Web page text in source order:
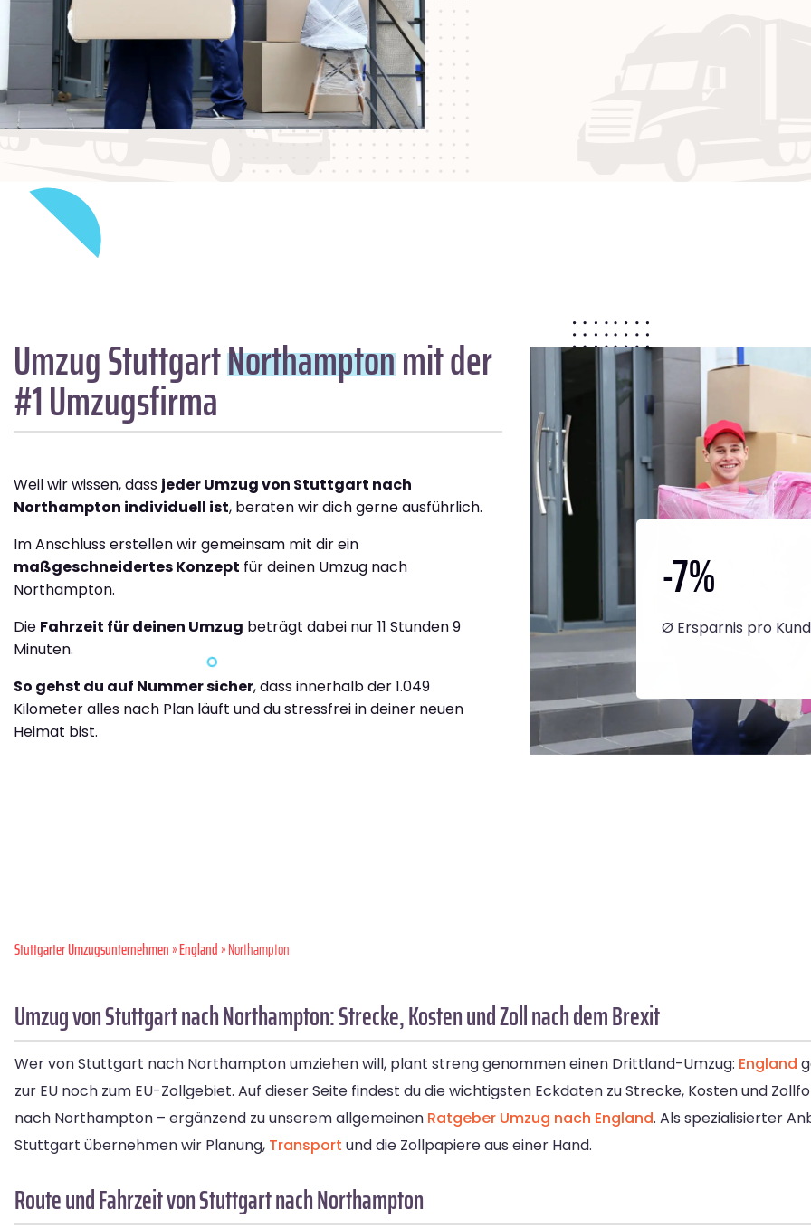
Umzug StuttgartNorthamptonmit der
#1 Umzugsfirma
Weil wir wissen, dass jeder Umzug von Stuttgart nach
Northampton individuell ist, beraten wir dich gerne ausführlich.
Im Anschluss erstellen wir gemeinsam mit dir ein
maßgeschneidertes Konzept für deinen Umzug nach
Northampton.
Die Fahrzeit für deinen Umzug beträgt dabei nur 11 Stunden 9
Minuten.
So gehst du auf Nummer sicher, dass innerhalb der 1.049
Kilometer alles nach Plan läuft und du stressfrei in deiner neuen
Heimat bist.
-7%
Ø Ersparnis pro
Stuttgarter Umzugsunternehmen»England» Northampton
Umzug von Stuttgart nach Northampton: Strecke, Kosten und Zoll nach dem Brexit
Wer von Stuttgart nach Northampton umziehen will, plant streng genommen einen Drittland-Umzug: England
zur EU noch zum EU-Zollgebiet. Auf dieser Seite findest du die wichtigsten Eckdaten zu Strecke, Kosten und
nach Northampton – ergänzend zu unserem allgemeinen Ratgeber Umzug nach England. Als spezialisierter
Stuttgart übernehmen wir Planung, Transport und die Zollpapiere aus einer Hand.
Route und Fahrzeit von Stuttgart nach Northampton